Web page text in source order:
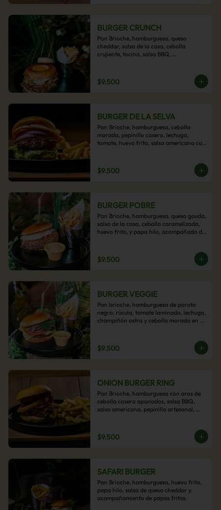
BURGER CRUNCH
Pan Brioche, hamburguesa, queso
cheddar, salsa de la casa, cebolla
crujiente, tocino, salsa BBQ,
$9.500
BURGER DE LA SELVA
Pan Brioche, hamburguesa, cebolla
morada, pepinillo casero, lechuga,
tomate, huevo frito, salsa americana con
$9.500
BURGER POBRE
Pan Brioche, hamburguesa, queso gouda,
salsa de la casa, cebolla caramelizada,
huevo frito, y papa hilo, acompañado de
$9.500
BURGER VEGGIE
Pan brioche, hamburguesa de poroto
negro, rúcula, tomate laminado, lechuga,
champiñón ostra y cebolla morada en
$9.500
ONION BURGER RING
Pan Brioche, hamburguesa con aros de
cebolla casero apanados, salsa BBQ,
salsa americana, pepinillo artesanal,
papas fritas.
$9.500
SAFARI BURGER
Pan Brioche, hamburguesa, huevo frito,
papa hilo, salsa de queso cheddar y
acompañamiento de papas fritas.